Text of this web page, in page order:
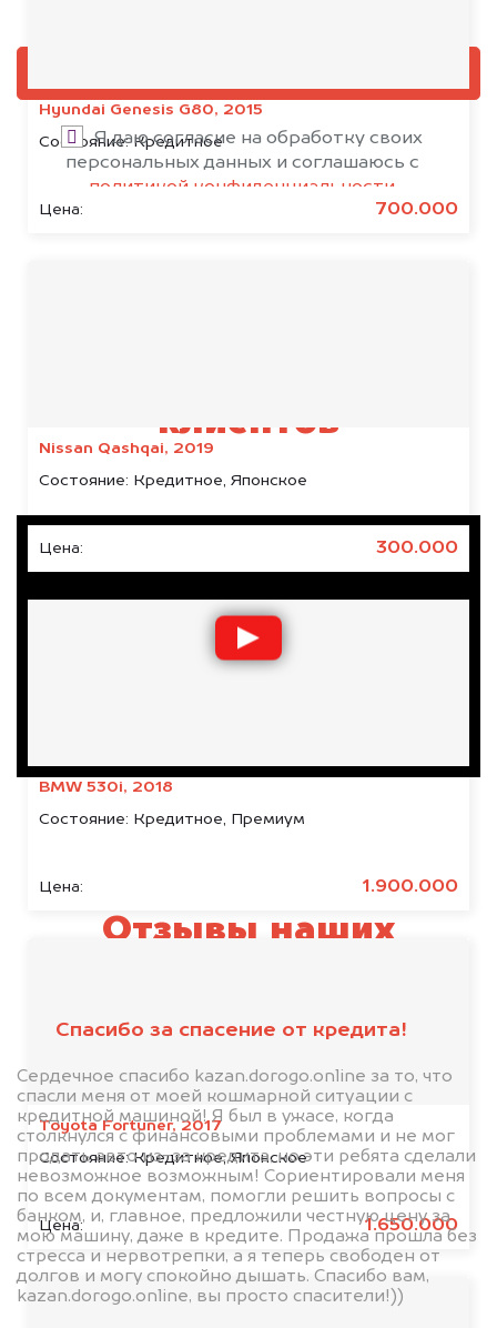
Hyundai Genesis G80, 2015
Состояние:Кредитное
Цена: 700.000
Nissan Qashqai, 2019
Состояние: Кредитное, Японское
Цена: 300.000
BMW 530i, 2018
Состояние: Кредитное, Премиум
Цена: 1.900.000
Toyota Fortuner, 2017
Состояние:Кредитное, Японское
Цена: 1.650.000
Я даю согласие на обработку своих
персональных данных и соглашаюсь с
политикой конфиденциальности
клиентов
Отзывы наших
Спасибо за спасение от кредита!
Сердечное спасибо kazan.dorogo.online за то, что
спасли меня от моей кошмарной ситуации с
кредитной машиной! Я был в ужасе, когда
столкнулся с финансовыми проблемами и не мог
продать авто из-за кредита, но эти ребята сделали
невозможное возможным! Сориентировали меня
по всем документам, помогли решить вопросы с
банком, и, главное, предложили честную цену за
мою машину, даже в кредите. Продажа прошла без
стресса и нервотрепки, а я теперь свободен от
долгов и могу спокойно дышать. Спасибо вам,
kazan.dorogo.online, вы просто спасители!))